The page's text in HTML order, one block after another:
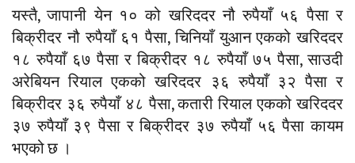
यस्तै, जापानी येन १० को खरिददर नौ रुपैयाँ ५६ पैसा र
बिक्रीदर नौ रुपैयाँ ६१ पैसा, चिनियाँ युआन एकको खरिददर
१८ रुपैयाँ ६७ पैसा र बिक्रीदर १८ रुपैयाँ ७५ पैसा, साउदी
अरेबियन रियाल एकको खरिददर ३६ रुपैयाँ ३२ पैसा र
बिक्रीदर ३६ रुपैयाँ ४८ पैसा, कतारी रियाल एकको खरिददर
३७ रुपैयाँ ३९ पैसा र बिक्रीदर ३७ रुपैयाँ ५६ पैसा कायम
भएको छ ।